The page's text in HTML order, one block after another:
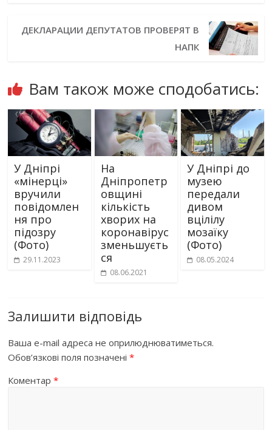
ДЕКЛАРАЦИИ ДЕПУТАТОВ ПРОВЕРЯТ В
НАПК
Вам також може сподобатись:
У Дніпрі
«мінерці»
вручили
повідомлен
ня про
підозру
(Фото)
29.11.2023
На
Дніпропетр
овщині
кількість
хворих на
коронавірус
зменьшуєть
ся
08.06.2021
У Дніпрі до
музею
передали
дивом
вцілілу
мозаїку
(Фото)
08.05.2024
Залишити відповідь
Ваша e-mail адреса не оприлюднюватиметься.
Обов’язкові поля позначені*
Коментар*